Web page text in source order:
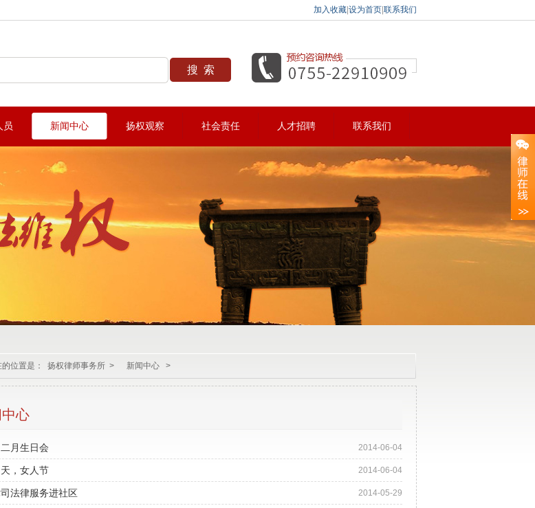
加入收藏 设为首页 联系我们
员 新闻中心 扬权观察 社会责任 人才招聘 联系我们
位置是： 扬权律师事务所 > 新闻中心 >
心
月生日会 2014-06-04
，女人节 2014-06-04
法律服务进社区 2014-05-29